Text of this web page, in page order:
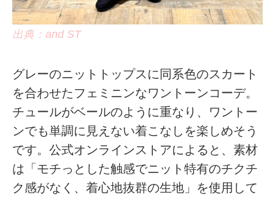
出典：and ST
グレーのニットトップスに同系色のスカート
を合わせたフェミニンなワントーンコーデ。
チュールがベールのように重なり、ワントー
ンでも単調に見えない着こなしを楽しめそう
です。公式オンラインストアによると、素材
は「モチっとした触感でニット特有のチクチ
ク感がなく、着心地抜群の生地」を使用して